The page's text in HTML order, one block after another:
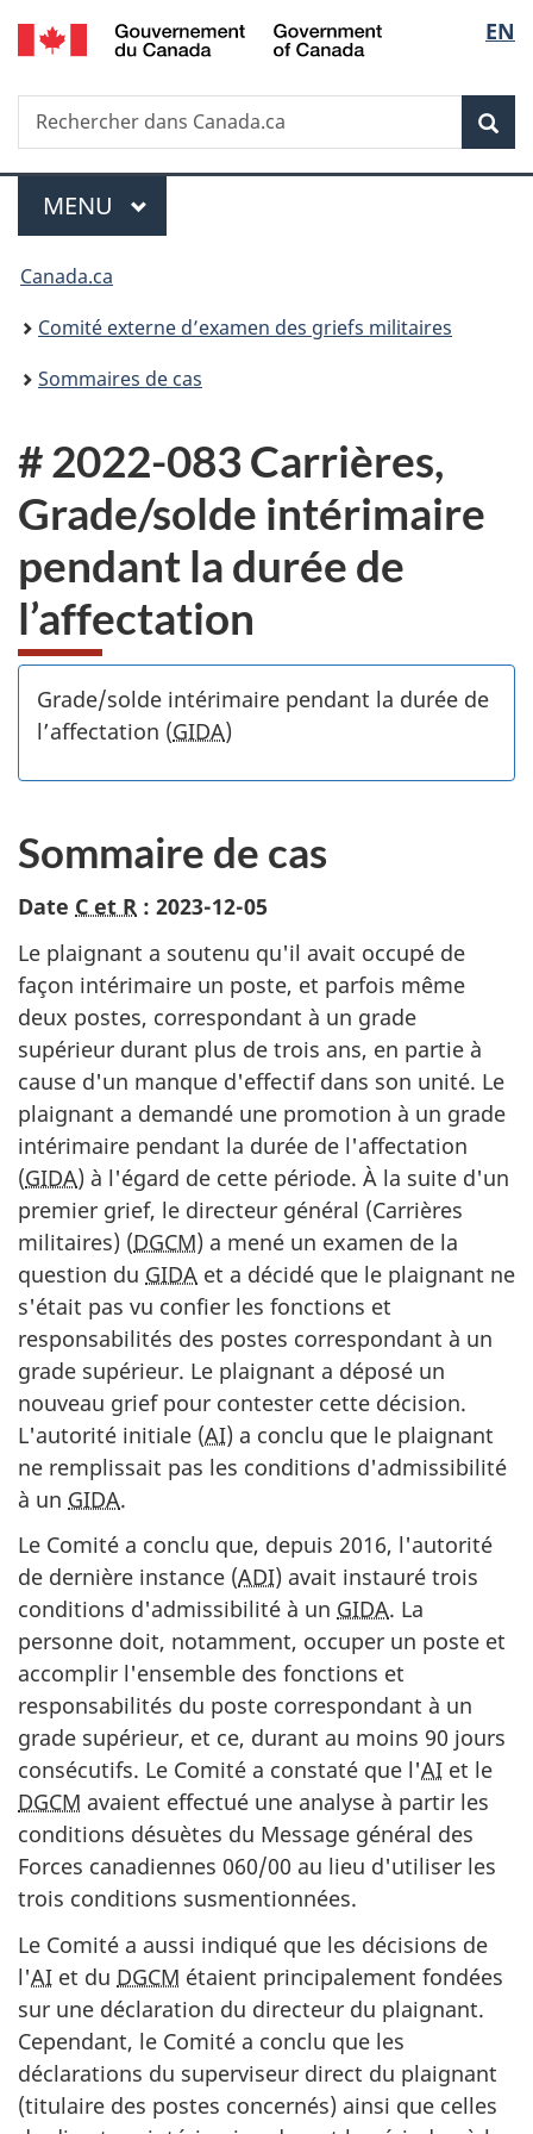
Passer
au
principal
Passer
à
Au
du
Passer
à
version
simplifiée
de
la
EN
Recherche
Rechercher
dans
Menu
MENU PRINCIPAL
Vous
êtes
ici :
Canada.ca
Comité externe d’examen des griefs militaires
Sommaires de cas
# 2022-083 Carrières,
Grade/solde intérimaire
pendant la durée de
l’affectation
Grade/solde intérimaire pendant la durée de
l’affectation (GIDA)
Sommaire de cas
Date C et R : 2023-12-05
Le plaignant a soutenu qu'il avait occupé de
façon intérimaire un poste, et parfois même
deux postes, correspondant à un grade
supérieur durant plus de trois ans, en partie à
cause d'un manque d'effectif dans son unité. Le
plaignant a demandé une promotion à un grade
intérimaire pendant la durée de l'affectation
(GIDA) à l'égard de cette période. À la suite d'un
premier grief, le directeur général (Carrières
militaires) (DGCM) a mené un examen de la
question du GIDA et a décidé que le plaignant ne
s'était pas vu confier les fonctions et
responsabilités des postes correspondant à un
grade supérieur. Le plaignant a déposé un
nouveau grief pour contester cette décision.
L'autorité initiale (AI) a conclu que le plaignant
ne remplissait pas les conditions d'admissibilité
à un GIDA.
Le Comité a conclu que, depuis 2016, l'autorité
de dernière instance (ADI) avait instauré trois
conditions d'admissibilité à un GIDA. La
personne doit, notamment, occuper un poste et
accomplir l'ensemble des fonctions et
responsabilités du poste correspondant à un
grade supérieur, et ce, durant au moins 90 jours
consécutifs. Le Comité a constaté que l'AI et le
DGCM avaient effectué une analyse à partir les
conditions désuètes du Message général des
Forces canadiennes 060/00 au lieu d'utiliser les
trois conditions susmentionnées.
Le Comité a aussi indiqué que les décisions de
l'AI et du DGCM étaient principalement fondées
sur une déclaration du directeur du plaignant.
Cependant, le Comité a conclu que les
déclarations du superviseur direct du plaignant
(titulaire des postes concernés) ainsi que celles